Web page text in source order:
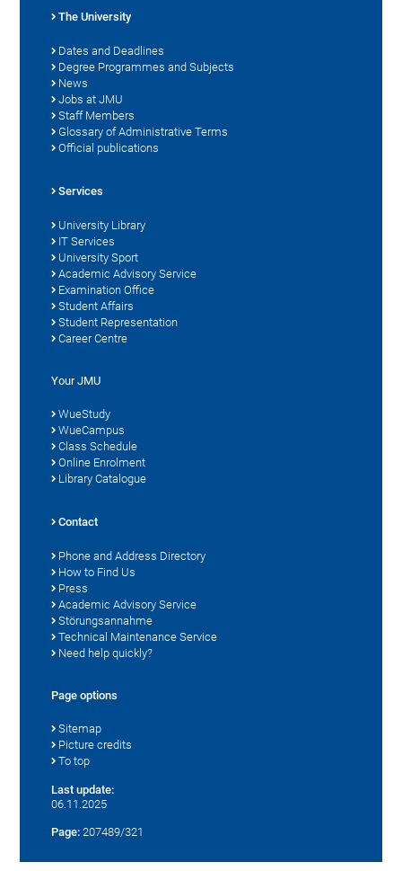
The University
Dates and Deadlines
Degree Programmes and Subjects
News
Jobs at JMU
Staff Members
Glossary of Administrative Terms
Official publications
Services
University Library
IT Services
University Sport
Academic Advisory Service
Examination Office
Student Affairs
Student Representation
Career Centre
Your JMU
WueStudy
WueCampus
Class Schedule
Online Enrolment
Library Catalogue
Contact
Phone and Address Directory
How to Find Us
Press
Academic Advisory Service
Störungsannahme
Technical Maintenance Service
Need help quickly?
Page options
Sitemap
Picture credits
To top
Last update:
06.11.2025
Page: 207489/321